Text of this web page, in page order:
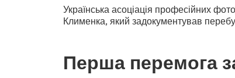
Українська асоціація професійних
Клименка, який задокументував
Перша перемога